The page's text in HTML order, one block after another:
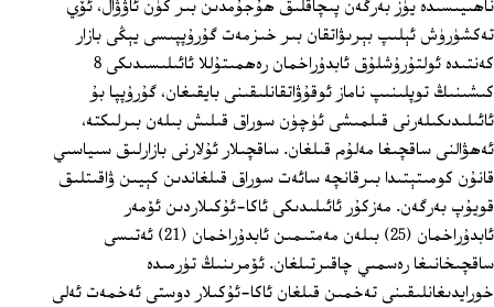
ناھىيىسىدە يۈز بەرگەن پىچاقلىق ھۇجۇمدىن بىر كۈن ئاۋۋال، ئۆي
تەكشۈرۈش ئېلىپ بېرىۋاتقان بىر خىزمەت گۇرۇپپىسى يېڭى بازار
كەنتىدە ئولتۇرۇشلۇق ئابدۇراخمان رەھمىتۇللا ئائىلىسىدىكى 8
كىشىنىڭ توپلىنىپ ناماز ئوقۇۋاتقانلىقىنى بايقىغان، گۇرۇپپا بۇ
ئائىلىدىكىلەرنى قىلمىشى ئۈچۈن سوراق قىلىش بىلەن بىرلىكتە،
ئەھۋالنى ساقچىغا مەلۇم قىلغان. ساقچىلار ئۇلارنى بازارلىق سىياسىي
قانۇن كومىتېتىدا بىرقانچە سائەت سوراق قىلغاندىن كېيىن ۋاقىتلىق
قويۇپ بەرگەن. مەزكۇر ئائىلىدىكى ئاكا-ئۇكىلاردىن ئۆمەر
ئابدۇراخمان (25) بىلەن مەمتىمىن ئابدۇراخمان (21) ئەتىسى
ساقچىخانىغا رەسمىي چاقىرتىلغان. ئۆمرىنىڭ تۈرمىدە
خورايدىغانلىقىنى تەخمىن قىلغان ئاكا-ئۇكىلار دوستى ئەخمەت ئەلى